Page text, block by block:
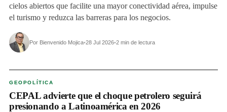
cielos abiertos que facilite una mayor conectividad aérea, impulse
el turismo y reduzca las barreras para los negocios.
Por Bienvenido Mojica•28 Jul 2026•2 min de lectura
GEOPOLÍTICA
CEPAL advierte que el choque petrolero seguirá
presionando a Latinoamérica en 2026